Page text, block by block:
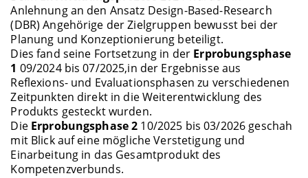
Anlehnung an den Ansatz Design-Based-Research
(DBR) Angehörige der Zielgruppen bewusst bei der
Planung und Konzeptionierung beteiligt.
Dies fand seine Fortsetzung in der Erprobungsphase
1 09/2024 bis 07/2025,in der Ergebnisse aus
Reflexions- und Evaluationsphasen zu verschiedenen
Zeitpunkten direkt in die Weiterentwicklung des
Produkts gesteckt wurden.
Die Erprobungsphase 2 10/2025 bis 03/2026 geschah
mit Blick auf eine mögliche Verstetigung und
Einarbeitung in das Gesamtprodukt des
Kompetenzverbunds.